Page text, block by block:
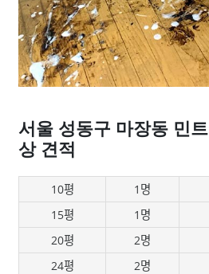
서울 성동구 마장동 민
상 견적
10평 1명
15평
1명
20평
2명
24평
2명